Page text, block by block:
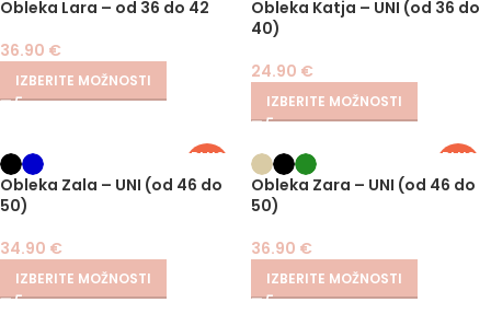
Obleka Lara – od 36 do 42
36.90 €
IZBERITE MOŽNOSTI
Obleka Katja – UNI (od 36 do
40)
24.90 €
IZBERITE MOŽNOSTI
PLUS
Obleka Zala – UNI (od 46 do
50)
34.90 €
IZBERITE MOŽNOSTI
PLUS
Obleka Zara – UNI (od 46 do
50)
36.90 €
IZBERITE MOŽNOSTI